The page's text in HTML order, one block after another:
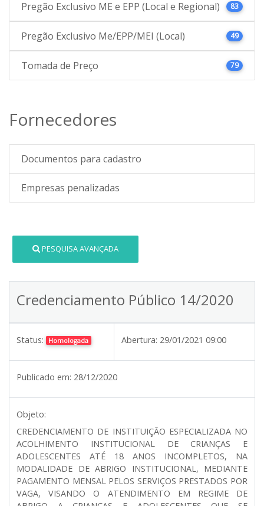
Pregão Exclusivo ME e EPP (Local e Regional) 83
Pregão Exclusivo Me/EPP/MEI (Local) 49
Tomada de Preço 79
Fornecedores
Documentos para cadastro
Empresas penalizadas
PESQUISA AVANÇADA
Credenciamento Público 14/2020
Status: Homologada Abertura: 29/01/2021 09:00
Publicado em: 28/12/2020
Objeto:
CREDENCIAMENTO DE INSTITUIÇÃO ESPECIALIZADA NO
ACOLHIMENTO INSTITUCIONAL DE CRIANÇAS E
ADOLESCENTES ATÉ 18 ANOS INCOMPLETOS, NA
MODALIDADE DE ABRIGO INSTITUCIONAL, MEDIANTE
PAGAMENTO MENSAL PELOS SERVIÇOS PRESTADOS POR
VAGA, VISANDO O ATENDIMENTO EM REGIME DE